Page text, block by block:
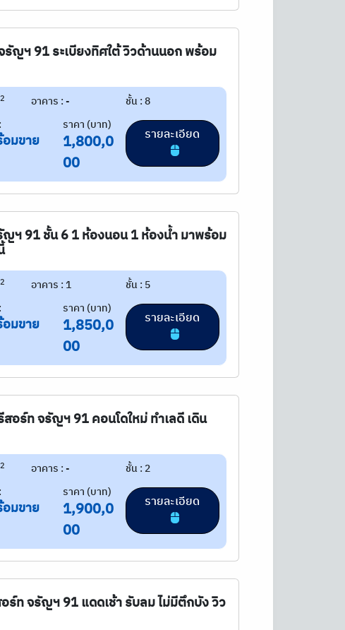
ญฯ 91 ระเบียงทิศใต้ วิวด้านนอก พร้อม
2 อาคาร : -
ชั้น : 8
มขาย
ราคา (บาท)
1,800,0
00
ฯ 91 ชั้น 6 1 ห้องนอน 1 ห้องน้ำ มาพร้อม
2 อาคาร : 1
ชั้น : 5
มขาย
ราคา (บาท)
1,850,0
00
อร์ท จรัญฯ 91 คอนโดใหม่ ทำเลดี เดิน
2 อาคาร : -
ชั้น : 2
มขาย
ราคา (บาท)
1,900,0
00
ร์ท จรัญฯ 91 แดดเช้า รับลม ไม่มีตึกบัง วิว